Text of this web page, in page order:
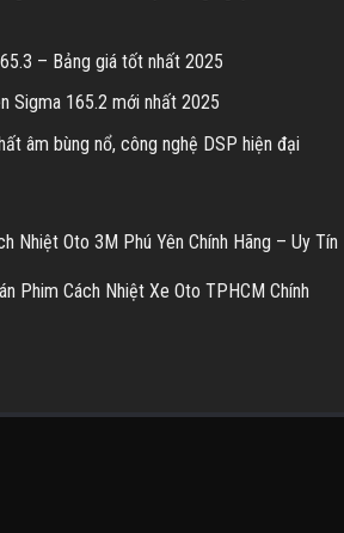
– Bảng giá tốt nhất 2025
Sigma 165.2 mới nhất 2025
âm bùng nổ, công nghệ DSP hiện đại
Nhiệt Oto 3M Phú Yên Chính Hãng – Uy Tín
Phim Cách Nhiệt Xe Oto TPHCM Chính